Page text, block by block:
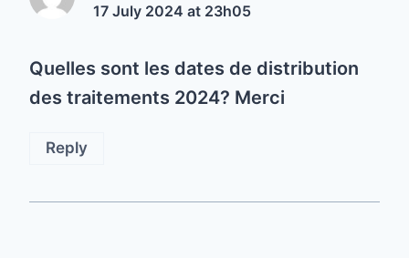
17 July 2024 at 23h05
Quelles sont les dates de distribution
des traitements 2024? Merci
Reply